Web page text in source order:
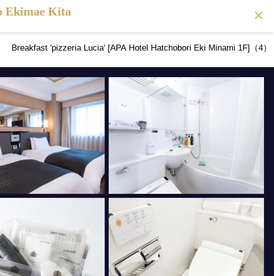
Ekimae Kita
Breakfast 'pizzeria Lucia' [APA Hotel Hatchobori Eki Minami 1F]（4）